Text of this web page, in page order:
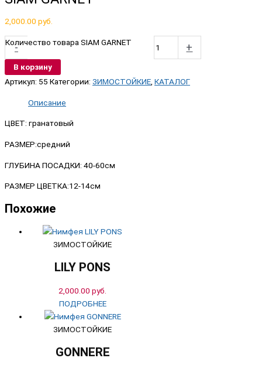
2,000.00 руб.
-
Количество товара SIAM GARNET +
В корзину
Артикул: 55 Категории: ЗИМОСТОЙКИЕ КАТАЛОГ
Описание
ЦВЕТ: гранатовый
РАЗМЕР:средний
ГЛУБИНА ПОСАДКИ: 40-60см
РАЗМЕР ЦВЕТКА:12-14см
Похожие
ЗИМОСТОЙКИЕ
LILY PONS
2,000.00 руб.
ПОДРОБНЕЕ
ЗИМОСТОЙКИЕ
GONNERE